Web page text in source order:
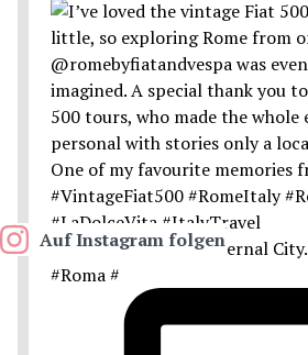
Postcards from the Eternal City.
#Roma #
Auf Instagram folgen